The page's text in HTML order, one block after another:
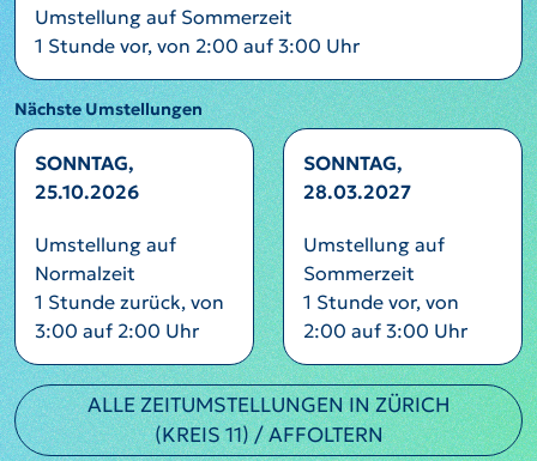
Umstellung auf Sommerzeit
1 Stunde vor, von 2:00 auf 3:00 Uhr
Nächste Umstellungen
SONNTAG,
25.10.2026
Umstellung auf
Normalzeit
1 Stunde zurück, von
3:00 auf 2:00 Uhr
SONNTAG,
28.03.2027
Umstellung auf
Sommerzeit
1 Stunde vor, von
2:00 auf 3:00 Uhr
ALLE ZEITUMSTELLUNGEN IN ZÜRICH
(KREIS 11) / AFFOLTERN